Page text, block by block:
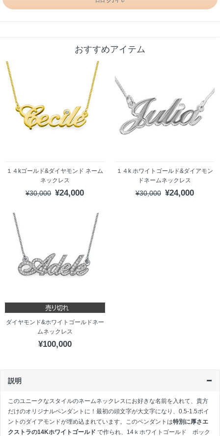
おすすめアイテム
１４kゴールド&ダイヤモンド ネーム
ネックレス
¥30,000 ¥24,000
１４k ホワイトゴールド&ダイアモン
ドネームネックレス
¥30,000 ¥24,000
ダイヤモンド&ホワイトゴールドネー
ムネックレス
¥100,000
説明
このユニークなスタイルのネームネックレスにお好きな名前を入れて、貴方
だけのオリジナルペンダントに！最初の頭文字が大文字になり、0.5-1.5ポイ
ントのダイアモンドが埋め込まれています。このペンダントは特別に厚さエ
クストラの14Kホワイトゴールド で作られ、14ｋホワイトゴールド ボック